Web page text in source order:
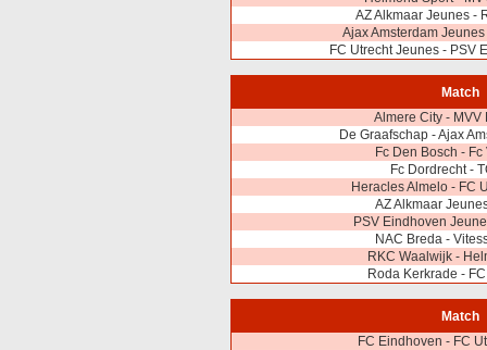
AZ Alkmaar Jeunes -
Ajax Amsterdam
FC Utrecht Jeunes - PSV
Match
Almere City - MVV
De Graafschap - Ajax
Fc Den Bosch -
Fc Dordrecht -
Heracles Almelo - FC
AZ Alkmaar
PSV Eindhoven
NAC Breda -
RKC Waalwijk -
Roda Kerkrade -
Match
FC Eindhoven - FC